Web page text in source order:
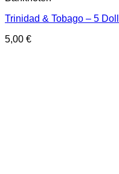
Trinidad & Tobago – 5
5,00 €